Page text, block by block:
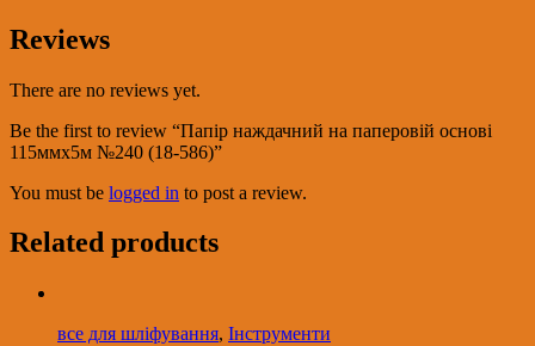
Reviews
There are no reviews yet.
Be the first to review “Папір наждачний на паперовій основі
115ммх5м №240 (18-586)”
You must be logged in to post a review.
Related products
все для шліфування, Інструменти